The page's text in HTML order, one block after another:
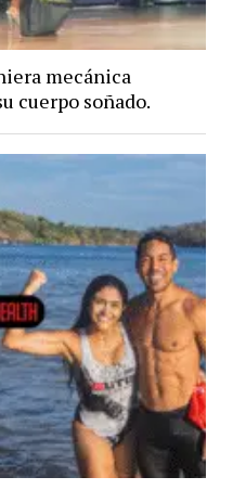
mecánica
cuerpo soñado.